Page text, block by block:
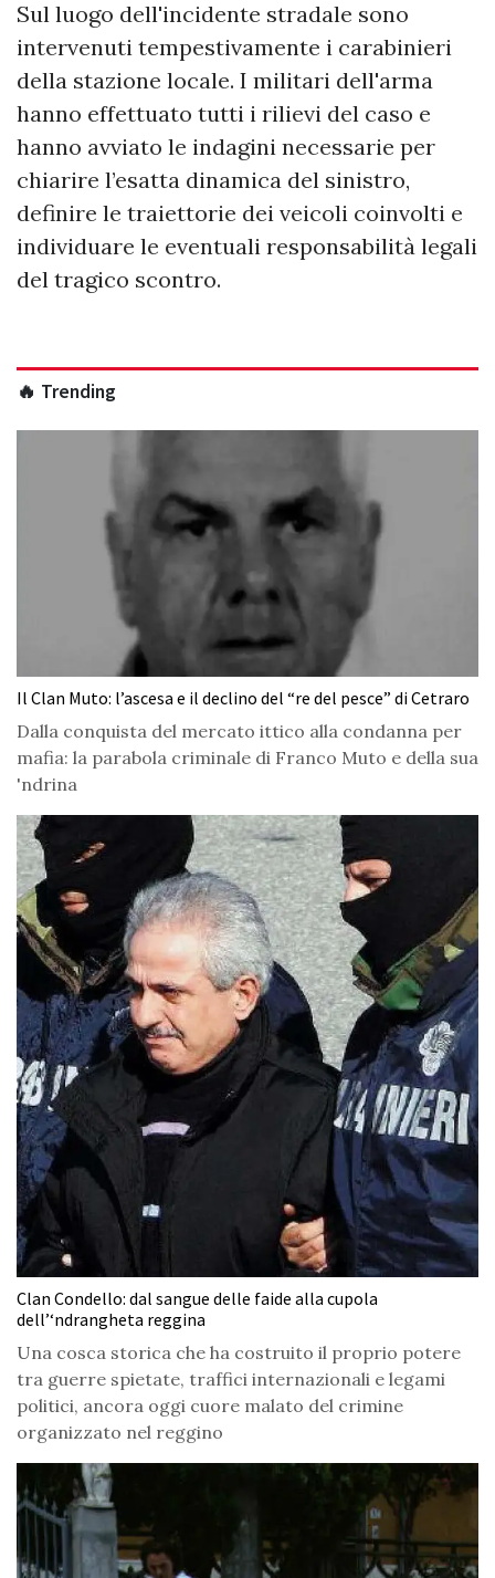
​Sul luogo dell'incidente stradale sono
intervenuti tempestivamente i carabinieri
della stazione locale. I militari dell'arma
hanno effettuato tutti i rilievi del caso e
hanno avviato le indagini necessarie per
chiarire l’esatta dinamica del sinistro,
definire le traiettorie dei veicoli coinvolti e
individuare le eventuali responsabilità legali
del tragico scontro.
🔥 Trending
Il Clan Muto: l’ascesa e il declino del “re del pesce” di Cetraro
Dalla conquista del mercato ittico alla condanna per
mafia: la parabola criminale di Franco Muto e della sua
'ndrina
Clan Condello: dal sangue delle faide alla cupola
dell’‘ndrangheta reggina
Una cosca storica che ha costruito il proprio potere
tra guerre spietate, traffici internazionali e legami
politici, ancora oggi cuore malato del crimine
organizzato nel reggino